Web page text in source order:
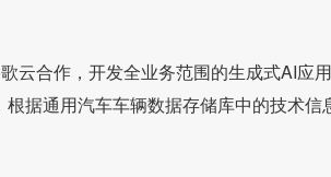
云合作，开发全业务范围的生成式AI应
据通用汽车车辆数据存储库中的技术信